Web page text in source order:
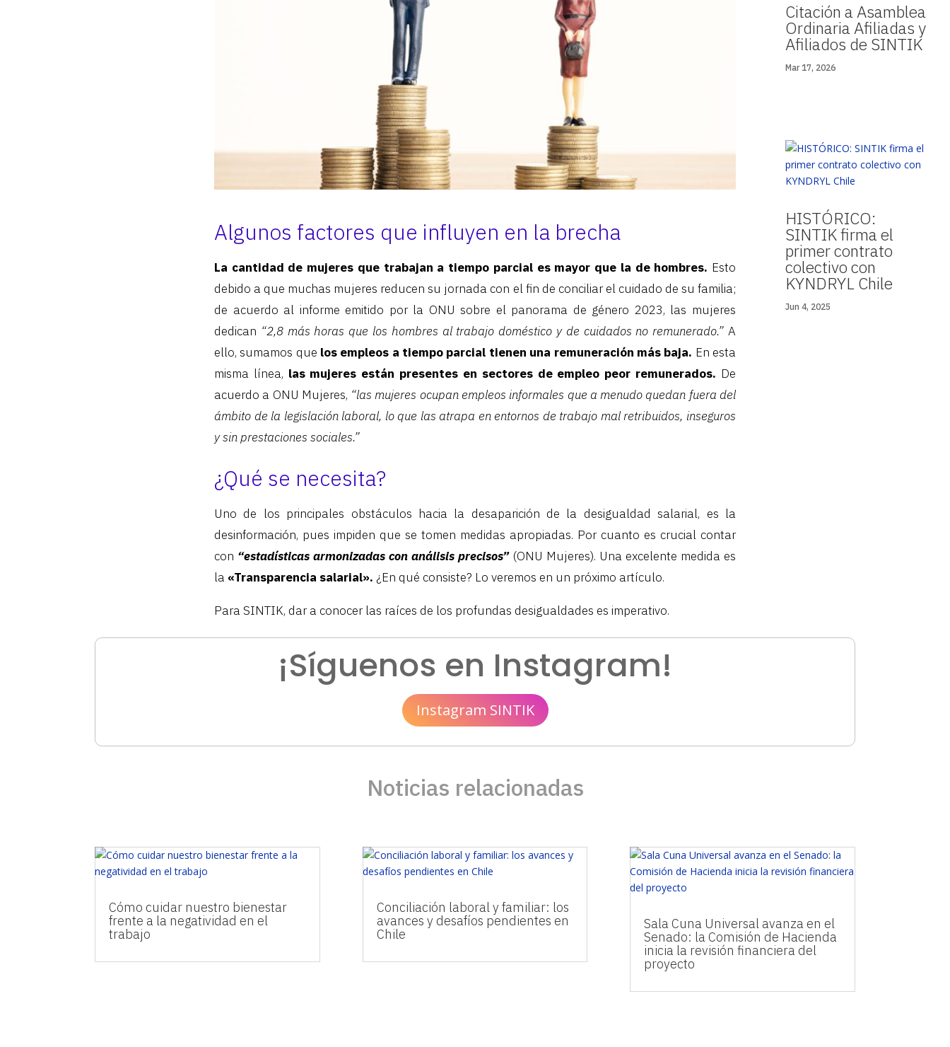
Algunos factores que influyen en la brecha
La cantidad de mujeres que trabajan a tiempo parcial es mayor que la de hombres. Esto
debido a que muchas mujeres reducen su jornada con el fin de conciliar el cuidado de su familia;
de acuerdo al informe emitido por la ONU sobre el panorama de género 2023, las mujeres
dedican “2,8 más horas que los hombres al trabajo doméstico y de cuidados no remunerado.” A
ello, sumamos que los empleos a tiempo parcial tienen una remuneración más baja. En esta
misma línea, las mujeres están presentes en sectores de empleo peor remunerados. De
acuerdo a ONU Mujeres, “las mujeres ocupan empleos informales que a menudo quedan fuera del
ámbito de la legislación laboral, lo que las atrapa en entornos de trabajo mal retribuidos, inseguros
y sin prestaciones sociales.”
¿Qué se necesita?
Uno de los principales obstáculos hacia la desaparición de la desigualdad salarial, es la
desinformación, pues impiden que se tomen medidas apropiadas. Por cuanto es crucial contar
con “estadísticas armonizadas con análisis precisos” (ONU Mujeres). Una excelente medida es
la «Transparencia salarial». ¿En qué consiste? Lo veremos en un próximo artículo.
Para SINTIK, dar a conocer las raíces de los profundas desigualdades es imperativo.
Citación a Asamblea
Ordinaria Afiliadas y
Afiliados de SINTIK
Mar 17, 2026
HISTÓRICO:
SINTIK firma el
primer contrato
colectivo con
KYNDRYL Chile
Jun 4, 2025
¡Síguenos en Instagram!
Instagram SINTIK
Noticias relacionadas
Cómo cuidar nuestro bienestar
frente a la negatividad en el
trabajo
Conciliación laboral y familiar: los
avances y desafíos pendientes en
Chile
Sala Cuna Universal avanza en el
Senado: la Comisión de Hacienda
inicia la revisión financiera del
proyecto